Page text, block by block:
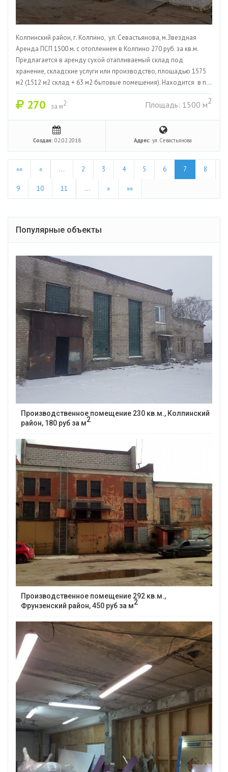
Колпинский район, г. Колпино, ул. Севастьянова, м.Звездная
Аренда ПСП 1500 м. с отоплением в Колпино 270 руб. за кв.м.
Предлагается в аренду сухой отапливаемый склад под
хранение, складские услуги или производство, площадью 1575
м2 (1512 м2 склад + 63 м2 бытовые помещения). Находится в п...
270 за м2 Площадь: 1500 м2
Создан: 02.02.2018 Адрес: ул. Севастьянова
«« « … 2 3 4 5 6 7 8
9 10 11 … » »»
Популярные объекты
Производственное помещение 230 кв.м., Колпинский
район, 180 руб за м2
Производственное помещение 292 кв.м.,
Фрунзенский район, 450 руб за м2